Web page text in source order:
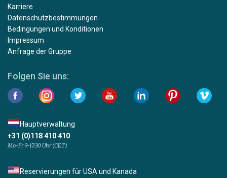
Karriere
Datenschutzbestimmungen
Bedingungen und Konditionen
Impressum
Anfrage der Gruppe
Folgen Sie uns:
Hauptverwaltung
+31 (0)118 410 410
Mo-Fr 9-17:30 Uhr (CET)
Reservierungen für USA und Kanada